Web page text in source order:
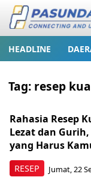
HEADLINE
Tag: resep
RESEP
Rahasia Resep
Lezat dan Gurih,
yang Harus
Jumat, 22